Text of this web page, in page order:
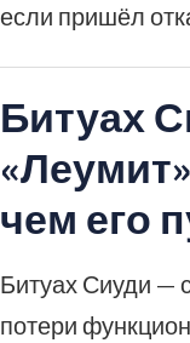
если пришёл
Битуах
чем его
Битуах Сиуди —
потери